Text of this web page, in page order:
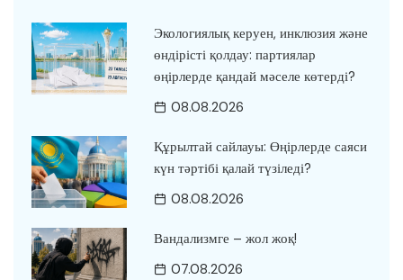
Экологиялық керуен, инклюзия және
өндірісті қолдау: партиялар
өңірлерде қандай мәселе көтерді?
08.08.2026
Құрылтай сайлауы: Өңірлерде саяси
күн тәртібі қалай түзіледі?
08.08.2026
Вандализмге – жол жоқ!
07.08.2026